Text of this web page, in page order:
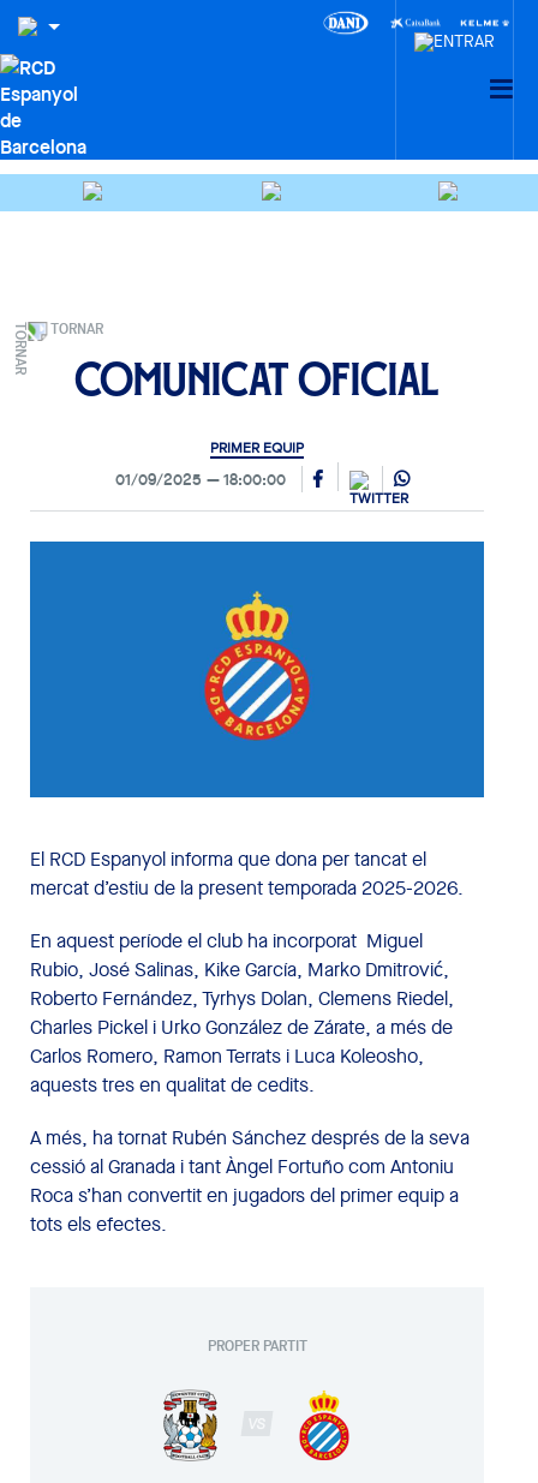
TORNAR
Comunicat oficial
PRIMER EQUIP
01/09/2025 18:00:00
El RCD Espanyol informa que dona per tancat el
mercat d’estiu de la present temporada 2025-2026.
En aquest període el club ha incorporat Miguel
Rubio, José Salinas, Kike García, Marko Dmitrović,
Roberto Fernández, Tyrhys Dolan, Clemens Riedel,
Charles Pickel i Urko González de Zárate, a més de
Carlos Romero, Ramon Terrats i Luca Koleosho,
aquests tres en qualitat de cedits.
A més, ha tornat Rubén Sánchez després de la seva
cessió al Granada i tant Àngel Fortuño com Antoniu
Roca s’han convertit en jugadors del primer equip a
tots els efectes.
PROPER PARTIT
VS